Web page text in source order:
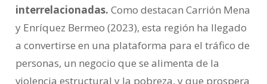
interrelacionadas. Como destacan Carrión Mena
y Enríquez Bermeo (2023), esta región ha llegado
a convertirse en una plataforma para el tráfico de
personas, un negocio que se alimenta de la
violencia estructural y la pobreza, y que prospera